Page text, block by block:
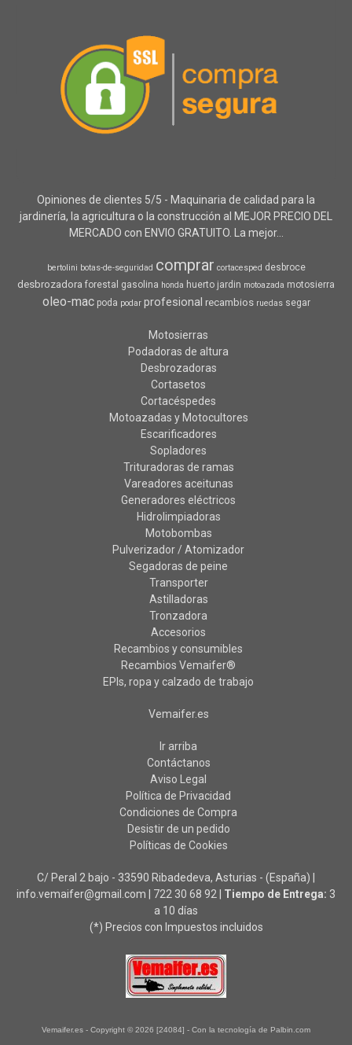
Opiniones de clientes 5/5 - Maquinaria de calidad para la
jardinería, la agricultura o la construcción al MEJOR PRECIO DEL
MERCADO con ENVIO GRATUITO. La mejor...
bertolini botas-de-seguridad comprar cortacesped desbroce
desbrozadora forestal gasolina honda huerto jardin motoazada motosierra
oleo-mac poda podar profesional recambios ruedas segar
Motosierras
Podadoras de altura
Desbrozadoras
Cortasetos
Cortacéspedes
Motoazadas y Motocultores
Escarificadores
Sopladores
Trituradoras de ramas
Vareadores aceitunas
Generadores eléctricos
Hidrolimpiadoras
Motobombas
Pulverizador / Atomizador
Segadoras de peine
Transporter
Astilladoras
Tronzadora
Accesorios
Recambios y consumibles
Recambios Vemaifer®
EPIs, ropa y calzado de trabajo
Vemaifer.es
Ir arriba
Contáctanos
Aviso Legal
Política de Privacidad
Condiciones de Compra
Desistir de un pedido
Políticas de Cookies
C/ Peral 2 bajo - 33590 Ribadedeva, Asturias - (España) |
info.vemaifer@gmail.com | 722 30 68 92 | Tiempo de Entrega: 3
a 10 días
(*) Precios con Impuestos incluidos
Vemaifer.es - Copyright © 2026 [24084] - Con la tecnología de Palbin.com